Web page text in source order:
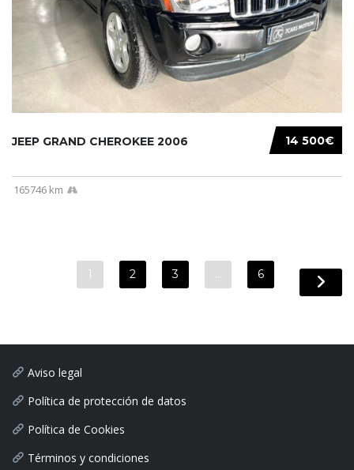
14 500€
JEEP GRAND CHEROKEE 2006
165746 km
1 2 3 … 6
Aviso legal
Política de protección de datos
Política de Cookies
Términos y condiciones